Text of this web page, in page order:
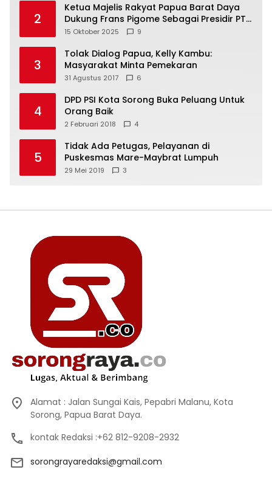
2
Ketua Majelis Rakyat Papua Barat Daya
Dukung Frans Pigome Sebagai Presidir PT
Freeport Indonesia
15 Oktober 2025 9
3
Tolak Dialog Papua, Kelly Kambu:
Masyarakat Minta Pemekaran
31 Agustus 2017 6
4
DPD PSI Kota Sorong Buka Peluang Untuk
Orang Baik
2 Februari 2018 4
5
Tidak Ada Petugas, Pelayanan di
Puskesmas Mare-Maybrat Lumpuh
29 Mei 2019 3
Alamat : Jalan Sungai Kais, Pepabri Malanu, Kota
Sorong, Papua Barat Daya.
kontak Redaksi :+62 812-9208-2932
sorongrayaredaksi@gmail.com